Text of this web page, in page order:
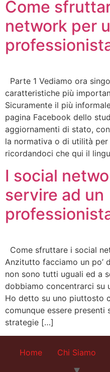
Come
network per
Parte 1 Vediamo ora
caratteristiche più
Sicuramente il più
pagina Facebook dello
aggiornamenti di stato,
la normativa o di utilità
ricordandoci che qui il
I social
servire ad un
Come sfruttare i social
Anzitutto facciamo un po’
non sono tutti uguali ed a
dobbiamo concentrarci su
Ho detto su uno piuttosto
comunque essere presenti
strategie […]
Home Chi Siamo